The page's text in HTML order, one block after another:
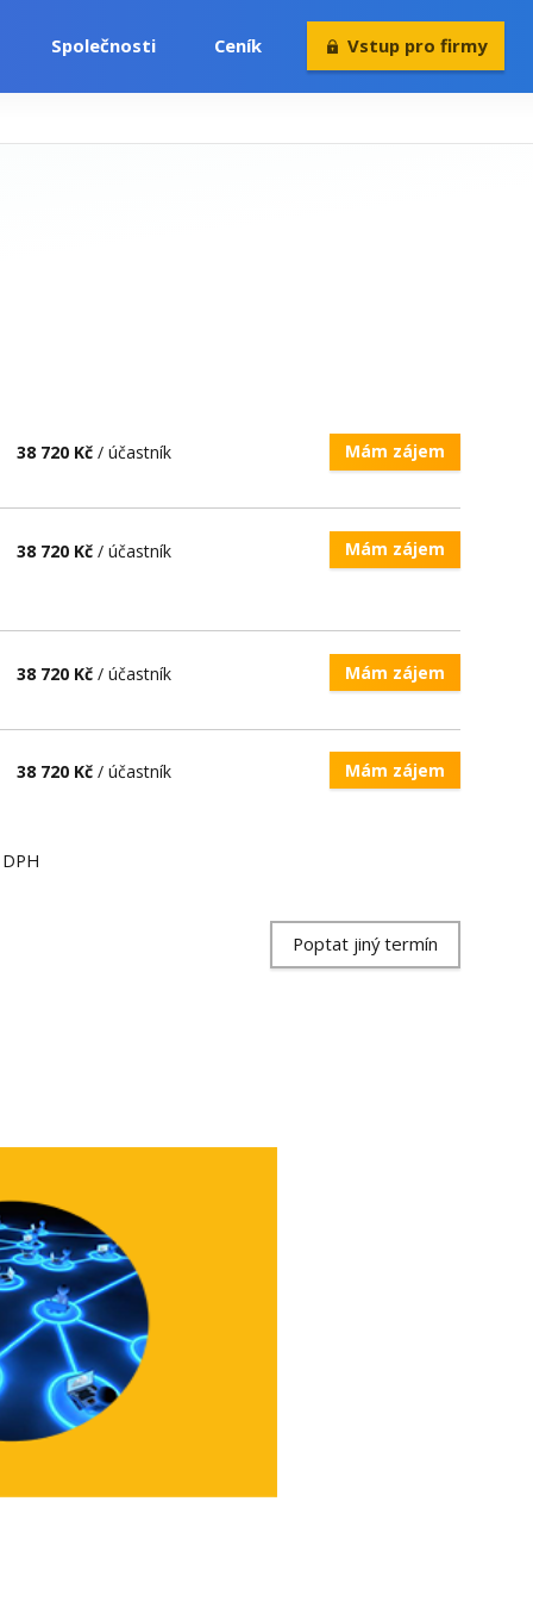
Společnosti Ceník Vstup pro firmy
38 720 Kč / účastník Mám zájem
38 720 Kč / účastník Mám zájem
38 720 Kč / účastník Mám zájem
38 720 Kč / účastník Mám zájem
Poptat jiný termín